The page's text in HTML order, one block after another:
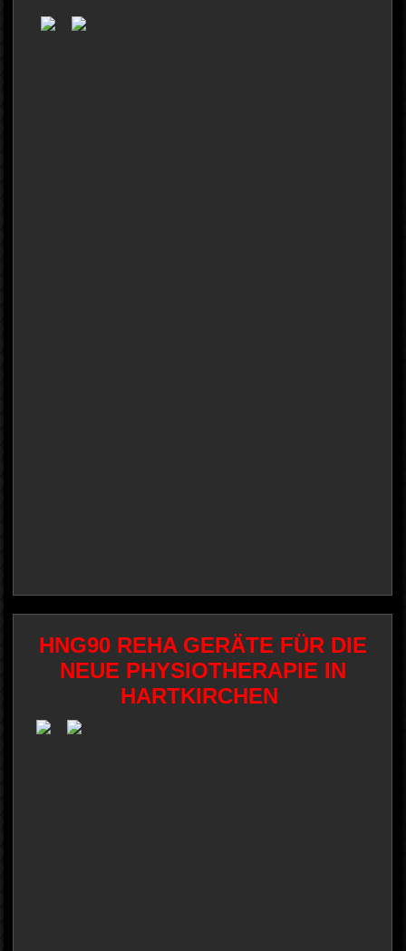
HNG90 REHA GERÄTE FÜR DIE
NEUE PHYSIOTHERAPIE IN
HARTKIRCHEN